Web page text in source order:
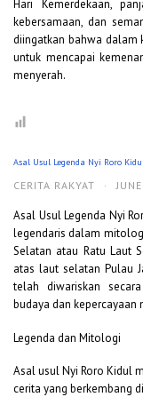
Hari Kemerdekaan,
kebersamaan, dan
diingatkan bahwa dalam
untuk mencapai
menyerah.
Asal Usul Legenda Nyi Roro
CERITA RAKYAT ·
Asal Usul Legenda Nyi
legendaris dalam
Selatan atau Ratu Laut
atas laut selatan Pulau
telah diwariskan
budaya dan kepercayaan
Legenda dan Mitologi
Asal usul Nyi Roro Kidul
cerita yang berkembang